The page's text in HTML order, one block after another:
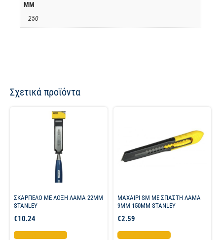
ΜΜ
250
Σχετικά προϊόντα
ΣΚΑΡΠΕΛΟ ΜΕ ΛΟΞΗ ΛΑΜΑ 22MM
STANLEY
€10.24
Προσθήκη στο καλάθι
ΜΑΧΑΙΡΙ SM ΜΕ ΣΠΑΣΤΗ ΛΑΜΑ
9ΜΜ 150ΜΜ STANLEY
€2.59
Προσθήκη στο καλάθι